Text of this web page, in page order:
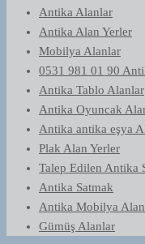
Antika Alanlar
Antika Alan Yerler
Mobilya Alanlar
0531 981 01 90
Antika Tablo Alanlar
Antika Oyuncak
Antika antika eşya
Plak Alan Yerler
Talep Edilen Antika
Antika Satmak
Antika Mobilya
Gümüş Alanlar